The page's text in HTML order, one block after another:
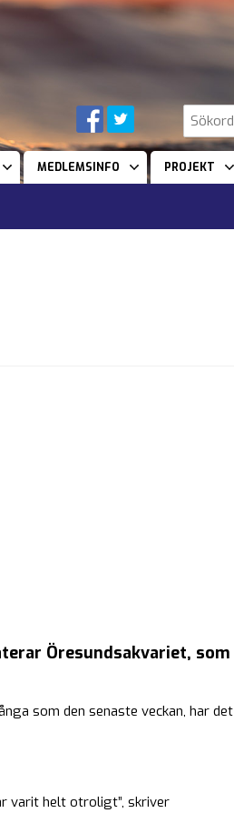
MEDLEMSINFO PROJEKT
Öresundsakvariet, som
som den senaste veckan, har det
varit helt otroligt”, skriver